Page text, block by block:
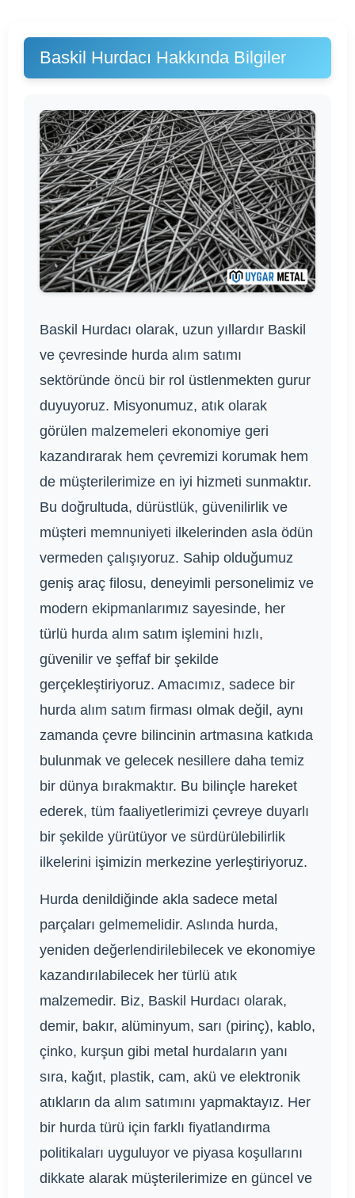
Baskil Hurdacı Hakkında Bilgiler
Baskil Hurdacı olarak, uzun yıllardır Baskil
ve çevresinde hurda alım satımı
sektöründe öncü bir rol üstlenmekten gurur
duyuyoruz. Misyonumuz, atık olarak
görülen malzemeleri ekonomiye geri
kazandırarak hem çevremizi korumak hem
de müşterilerimize en iyi hizmeti sunmaktır.
Bu doğrultuda, dürüstlük, güvenilirlik ve
müşteri memnuniyeti ilkelerinden asla ödün
vermeden çalışıyoruz. Sahip olduğumuz
geniş araç filosu, deneyimli personelimiz ve
modern ekipmanlarımız sayesinde, her
türlü hurda alım satım işlemini hızlı,
güvenilir ve şeffaf bir şekilde
gerçekleştiriyoruz. Amacımız, sadece bir
hurda alım satım firması olmak değil, aynı
zamanda çevre bilincinin artmasına katkıda
bulunmak ve gelecek nesillere daha temiz
bir dünya bırakmaktır. Bu bilinçle hareket
ederek, tüm faaliyetlerimizi çevreye duyarlı
bir şekilde yürütüyor ve sürdürülebilirlik
ilkelerini işimizin merkezine yerleştiriyoruz.
Hurda denildiğinde akla sadece metal
parçaları gelmemelidir. Aslında hurda,
yeniden değerlendirilebilecek ve ekonomiye
kazandırılabilecek her türlü atık
malzemedir. Biz, Baskil Hurdacı olarak,
demir, bakır, alüminyum, sarı (pirinç), kablo,
çinko, kurşun gibi metal hurdaların yanı
sıra, kağıt, plastik, cam, akü ve elektronik
atıkların da alım satımını yapmaktayız. Her
bir hurda türü için farklı fiyatlandırma
politikaları uyguluyor ve piyasa koşullarını
dikkate alarak müşterilerimize en güncel ve